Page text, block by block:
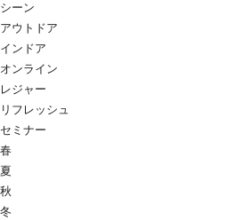
シーン
アウトドア
インドア
オンライン
レジャー
リフレッシュ
セミナー
春
夏
秋
冬